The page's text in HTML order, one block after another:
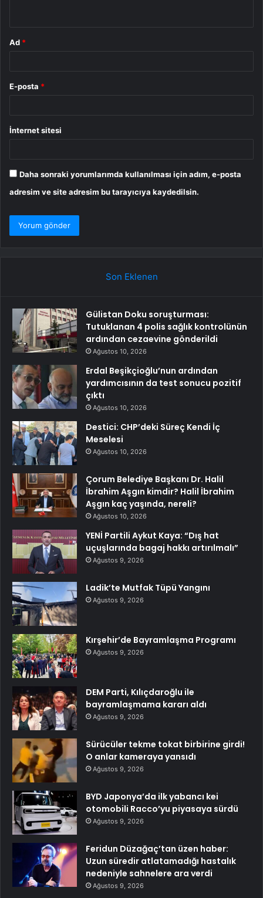
Ad *
E-posta *
İnternet sitesi
Daha sonraki yorumlarımda kullanılması için adım, e-posta
adresim ve site adresim bu tarayıcıya kaydedilsin.
Son Eklenen
Gülistan Doku soruşturması:
Tutuklanan 4 polis sağlık kontrolünün
ardından cezaevine gönderildi
Ağustos 10, 2026
Erdal Beşikçioğlu’nun ardından
yardımcısının da test sonucu pozitif
çıktı
Ağustos 10, 2026
Destici: CHP’deki Süreç Kendi İç
Meselesi
Ağustos 10, 2026
Çorum Belediye Başkanı Dr. Halil
İbrahim Aşgın kimdir? Halil İbrahim
Aşgın kaç yaşında, nereli?
Ağustos 10, 2026
YENİ Partili Aykut Kaya: “Dış hat
uçuşlarında bagaj hakkı artırılmalı”
Ağustos 9, 2026
Ladik’te Mutfak Tüpü Yangını
Ağustos 9, 2026
Kırşehir’de Bayramlaşma Programı
Ağustos 9, 2026
DEM Parti, Kılıçdaroğlu ile
bayramlaşmama kararı aldı
Ağustos 9, 2026
Sürücüler tekme tokat birbirine girdi!
O anlar kameraya yansıdı
Ağustos 9, 2026
BYD Japonya’da ilk yabancı kei
otomobili Racco’yu piyasaya sürdü
Ağustos 9, 2026
Feridun Düzağaç’tan üzen haber:
Uzun süredir atlatamadığı hastalık
nedeniyle sahnelere ara verdi
Ağustos 9, 2026